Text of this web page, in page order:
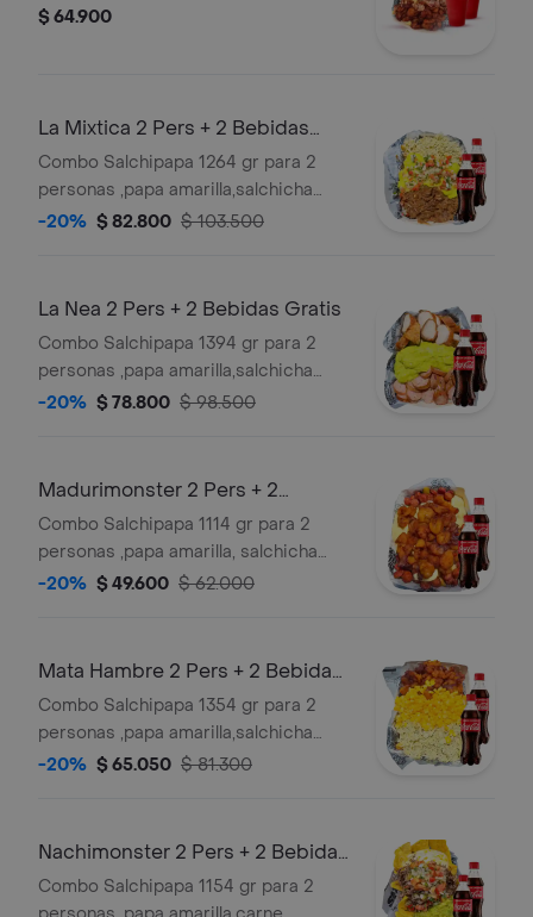
$ 64.900
La Mixtica 2 Pers + 2 Bebidas
Gratis
Combo Salchipapa 1264 gr para 2
personas ,papa amarilla,salchicha
premium,queso gratinado, carne
chimichurri,guacamole,pico de gallo. y
bebidas 250 ml gratis
-20% $ 82.800 $ 103.500
La Nea 2 Pers + 2 Bebidas Gratis
Combo Salchipapa 1394 gr para 2
personas ,papa amarilla,salchicha
premium,queso gratinado, chorizo
pimienta , salsas verde,ajo,bbq honey
-20% $ 78.800 $ 98.500
Madurimonster 2 Pers + 2
Bebidas Gratis
Combo Salchipapa 1114 gr para 2
personas ,papa amarilla, salchicha
premium , queso gratinado,maduro
-20% $ 49.600 $ 62.000
Mata Hambre 2 Pers + 2 Bebidas
Gratis
Combo Salchipapa 1354 gr para 2
personas ,papa amarilla,salchicha
premium,queso gratinado,pollo
,bbq honey + 2 bebidas 250 ml gratis
-20% $ 65.050 $ 81.300
Nachimonster 2 Pers + 2 Bebidas
Gratis
Combo Salchipapa 1154 gr para 2